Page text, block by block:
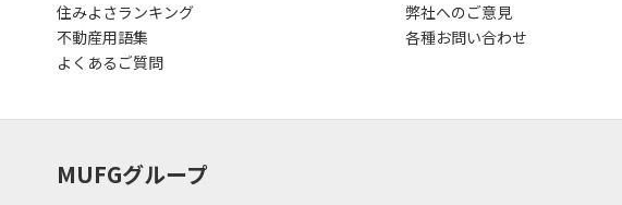
住みよさランキング
不動産用語集
よくあるご質問
弊社へのご意見
各種お問い合わせ
MUFGグループ